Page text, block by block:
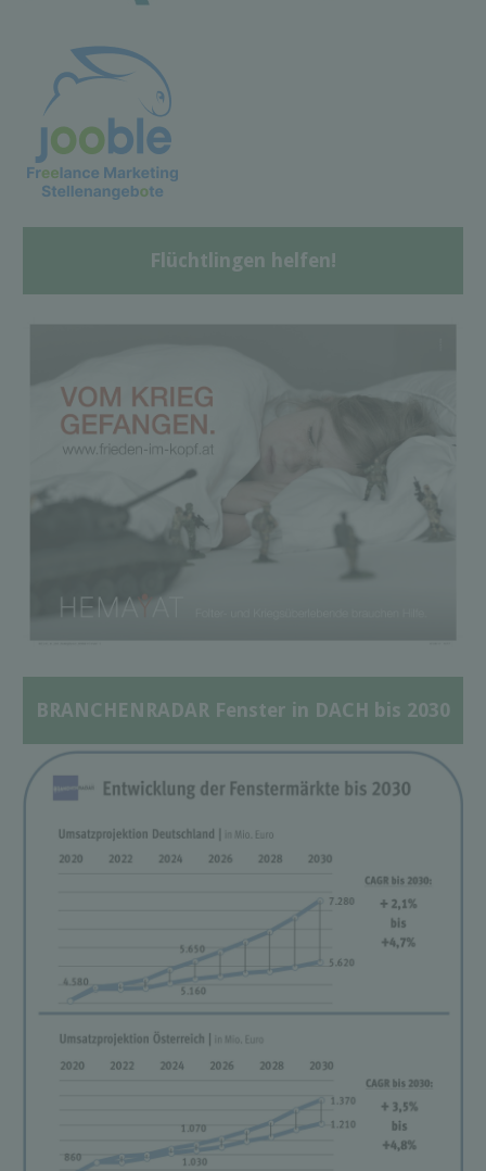
Flüchtlingen helfen!
BRANCHENRADAR Fenster in DACH bis 2030